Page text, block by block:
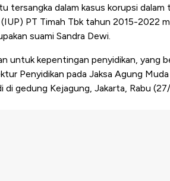
tersangka dalam kasus korupsi
PT Timah Tbk tahun 2015-2022
suami Sandra Dewi.
untuk kepentingan penyidikan, yang
Penyidikan pada Jaksa Agung
di gedung Kejagung, Jakarta, Rabu